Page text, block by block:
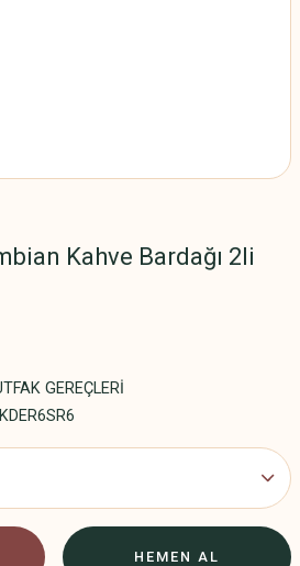
Kahve Bardağı 2li
GEREÇLERİ
HEMEN AL